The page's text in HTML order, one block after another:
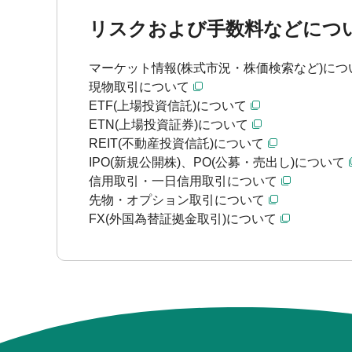
リスクおよび手数料などにつ
マーケット情報(株式市況・株価検索など)につ
現物取引について
ETF(上場投資信託)について
ETN(上場投資証券)について
REIT(不動産投資信託)について
IPO(新規公開株)、PO(公募・売出し)について
信用取引・一日信用取引について
先物・オプション取引について
FX(外国為替証拠金取引)について